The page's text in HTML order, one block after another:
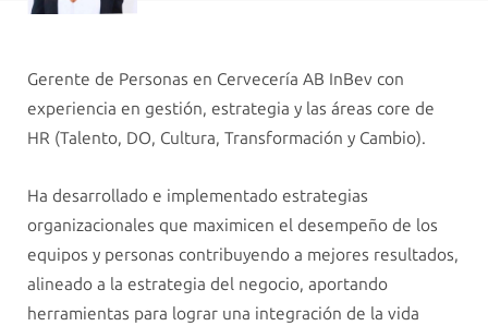
Gerente de Personas en Cervecería AB InBev con
experiencia en gestión, estrategia y las áreas core de
HR (Talento, DO, Cultura, Transformación y Cambio).
Ha desarrollado e implementado estrategias
organizacionales que maximicen el desempeño de los
equipos y personas contribuyendo a mejores resultados,
alineado a la estrategia del negocio, aportando
herramientas para lograr una integración de la vida